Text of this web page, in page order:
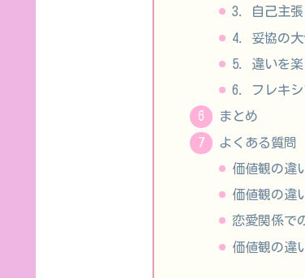
3. 自己主張
4. 妥協の大
5. 違いを楽
6. フレキシ
まとめ
よくある質問
価値観の違
価値観の違
恋愛関係で
価値観の違